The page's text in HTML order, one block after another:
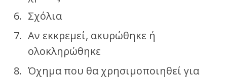
Σχόλια
Αν εκκρεμεί, ακυρώθηκε ή
ολοκληρώθηκε
Όχημα που θα χρησιμοποιηθεί για